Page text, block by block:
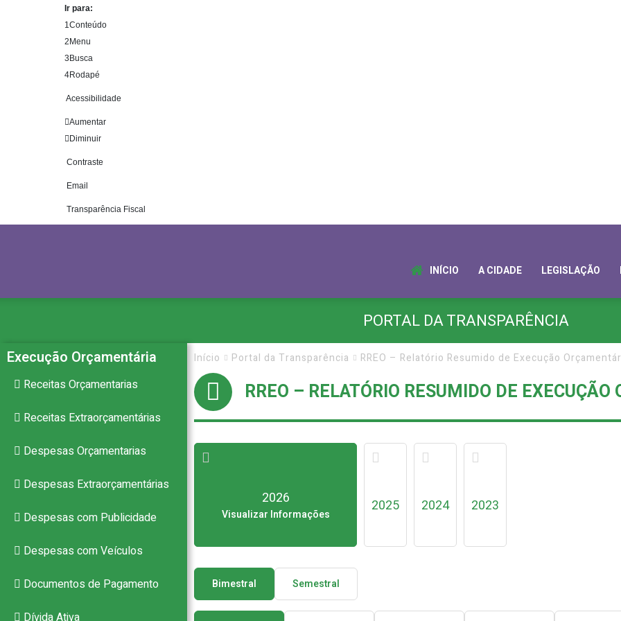
Ir para:
1Conteúdo
2 Menu
3 Busca
4Rodapé
Acessibilidade
Aumentar
Diminuir
Contraste
Email
Transparência Fiscal
Claudino
–
INÍCIO A CIDADE LEGISLAÇÃO
PORTAL DA TRANSPARÊNCIA
Execução Orçamentária
Receitas Orçamentarias
Receitas Extraorçamentárias
Despesas Orçamentarias
Despesas Extraorçamentárias
Despesas com Publicidade
Despesas com Veículos
Documentos de Pagamento
Dívida Ativa
Início Portal da Transparência RREO – Relatório Resumido de Execução
RREO – RELATÓRIO RESUMIDO DE
2026
Visualizar Informações 2025 2024 2023
Bimestral Semestral